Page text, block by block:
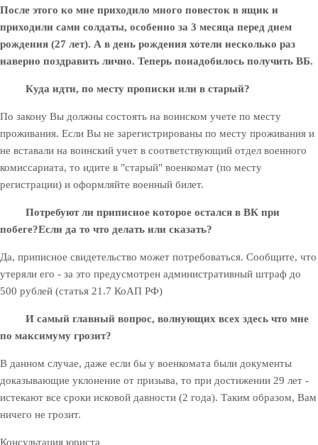
После этого ко мне приходило много повесток в ящик и
приходили сами солдаты, особенно за 3 месяца перед днем
рождения (27 лет). А в день рождения хотели несколько раз
наверно поздравить лично. Теперь понадобилось получить ВБ.
Куда идти, по месту прописки или в старый?
По закону Вы должны состоять на воинском учете по месту
проживания. Если Вы не зарегистрированы по месту проживания и
не вставали на воинский учет в соответствующий отдел военного
комиссариата, то идите в "старый" военкомат (по месту
регистрации) и оформляйте военный билет.
Потребуют ли приписное которое остался в ВК при
побеге?Если да то что делать или сказать?
Да, приписное свидетельство может потребоваться. Сообщите, что
утеряли его - за это предусмотрен административный штраф до
500 рублей (статья 21.7 КоАП РФ)
И самый главный вопрос, волнующих всех здесь что мне
по максимуму грозит?
В данном случае, даже если бы у военкомата были документы
доказывающие уклонение от призыва, то при достижении 29 лет -
истекают все сроки исковой давности (2 года). Таким образом, Вам
ничего не грозит.
Консультация юриста